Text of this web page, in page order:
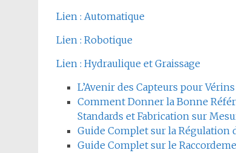
Lien : Automatique
Lien : Robotique
Lien : Hydraulique et Graissage
L’Avenir des Capteurs pour
Comment Donner la Bonne
Standards et Fabrication sur
Guide Complet sur la Régulation
Guide Complet sur le